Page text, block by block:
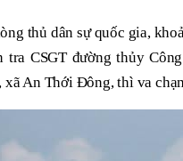
thủ dân sự quốc gia,
CSGT đường thủy
xã An Thới Đông, thì va